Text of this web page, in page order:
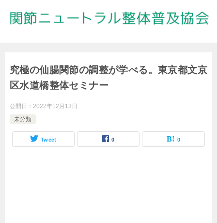
究極の仙腸関節の調整が学べる。東京都文京
区水道橋整体セミナー
公開日： 2022年12月13日
未分類
Tweet 0 0